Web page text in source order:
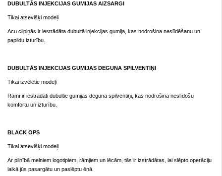
DUBULTĀS INJEKCIJAS GUMIJAS AIZSARGI
Tikai atsevišķi modeļi
Acu cilpiņās ir iestrādāta dubultā injekcijas gumija, kas nodrošina neslīdēšanu un
papildu izturību.
DUBULTĀS INJEKCIJAS GUMIJAS DEGUNA SPILVENTIŅI
Tikai izvēlētie modeļi
Rāmī ir iestrādāti dubultie gumijas deguna spilventiņi, kas nodrošina neslīdošu
komfortu un izturību.
BLACK OPS
Tikai atsevišķi modeļi
Ar pilnībā melniem logotipiem, rāmjiem un lēcām, tās ir izstrādātas, lai slēpto operāciju
laikā jūs pasargātu un paslēptu ēnā.